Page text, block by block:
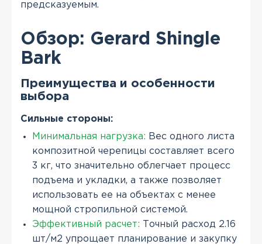
предсказуемым.
Обзор: Gerard Shingle
Bark
Преимущества и особенности
выбора
Сильные стороны:
Минимальная нагрузка: Вес одного листа
композитной черепицы составляет всего
3 кг, что значительно облегчает процесс
подъема и укладки, а также позволяет
использовать ее на объектах с менее
мощной стропильной системой.
Эффективный расчет: Точный расход 2.16
шт/м2 упрощает планирование и закупку